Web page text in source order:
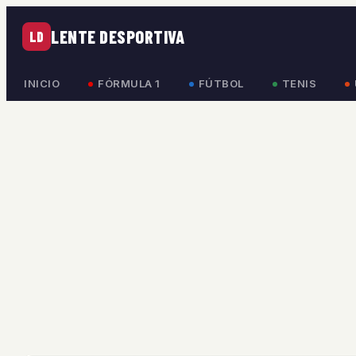
LD LENTE DESPORTIVA
INICIO FÓRMULA 1 FÚTBOL TENIS